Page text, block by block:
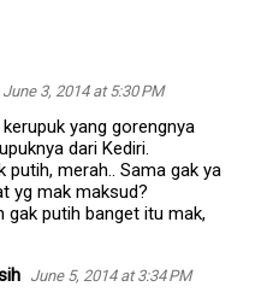
June 3, 2014 at 5:30 PM
yang gorengnya
dari Kediri.
putih, merah.. Sama gak ya
yg mak maksud?
gak putih banget itu mak,
June 5, 2014 at 3:34 PM